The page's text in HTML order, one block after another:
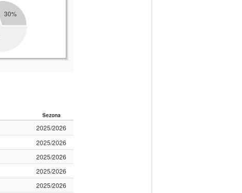
30%
Sezona
2025/2026
2025/2026
2025/2026
2025/2026
2025/2026